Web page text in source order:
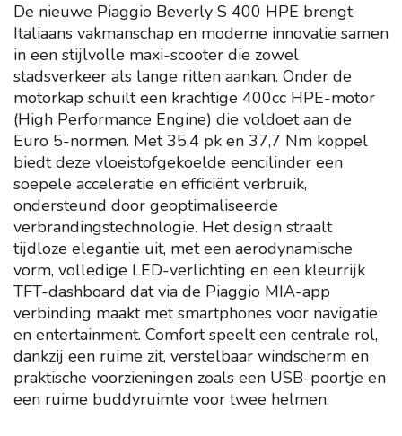
De nieuwe Piaggio Beverly S 400 HPE brengt
Italiaans vakmanschap en moderne innovatie samen
in een stijlvolle maxi-scooter die zowel
stadsverkeer als lange ritten aankan. Onder de
motorkap schuilt een krachtige 400cc HPE-motor
(High Performance Engine) die voldoet aan de
Euro 5-normen. Met 35,4 pk en 37,7 Nm koppel
biedt deze vloeistofgekoelde eencilinder een
soepele acceleratie en efficiënt verbruik,
ondersteund door geoptimaliseerde
verbrandingstechnologie. Het design straalt
tijdloze elegantie uit, met een aerodynamische
vorm, volledige LED-verlichting en een kleurrijk
TFT-dashboard dat via de Piaggio MIA-app
verbinding maakt met smartphones voor navigatie
en entertainment. Comfort speelt een centrale rol,
dankzij een ruime zit, verstelbaar windscherm en
praktische voorzieningen zoals een USB-poortje en
een ruime buddyruimte voor twee helmen.